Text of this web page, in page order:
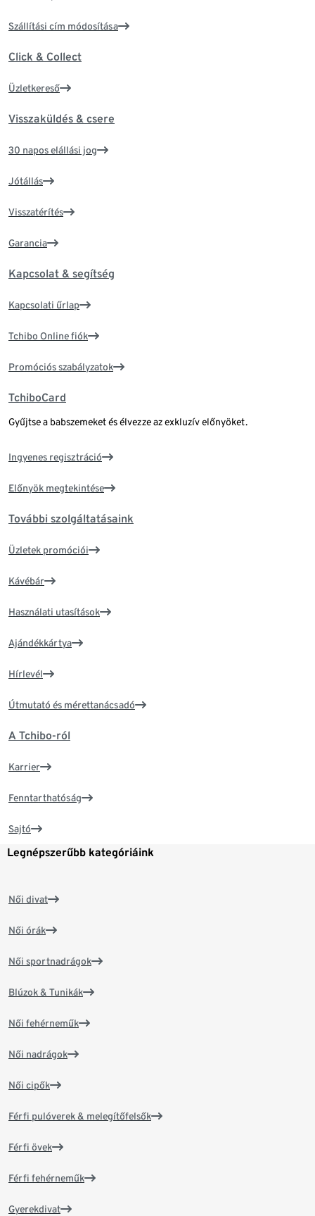
Szállítási cím módosítása
Click & Collect
Üzletkereső
Visszaküldés & csere
30 napos elállási jog
Jótállás
Visszatérítés
Garancia
Kapcsolat & segítség
Kapcsolati űrlap
Tchibo Online fiók
Promóciós szabályzatok
TchiboCard
Gyűjtse a babszemeket és élvezze az exkluzív előnyöket.
Ingyenes regisztráció
Előnyök megtekintése
További szolgáltatásaink
Üzletek promóciói
Kávébár
Használati utasítások
Ajándékkártya
Hírlevél
Útmutató és mérettanácsadó
A Tchibo-ról
Karrier
Fenntarthatóság
Sajtó
Legnépszerűbb kategóriáink
Női divat
Női órák
Női sportnadrágok
Blúzok & Tunikák
Női fehérneműk
Női nadrágok
Női cipők
Férfi pulóverek & melegítőfelsők
Férfi övek
Férfi fehérneműk
Gyerekdivat